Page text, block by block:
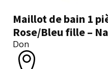
Maillot de bain 1
Rose/Bleu fille –
Don